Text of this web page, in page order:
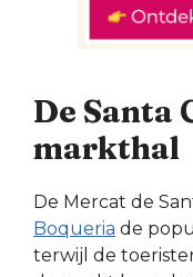
De Santa
markthal
De Mercat de
Boqueria de
terwijl de